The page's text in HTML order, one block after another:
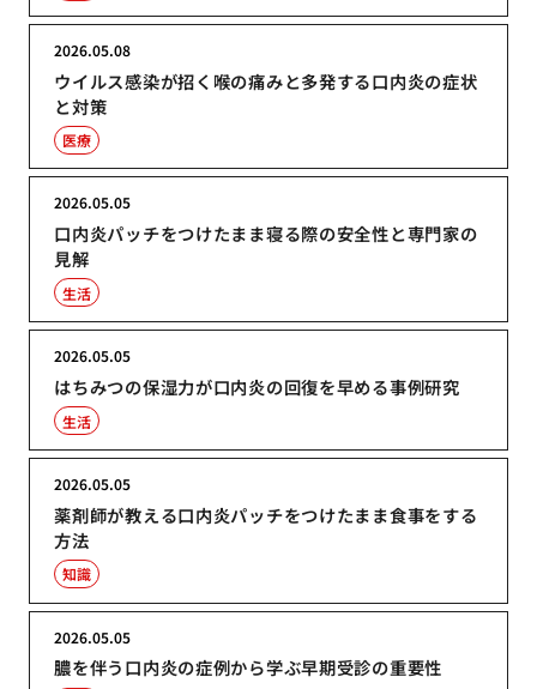
ウイルス感染が招く喉の痛みと多発する口内炎の症状
と対策
2026.05.08
医療
口内炎パッチをつけたまま寝る際の安全性と専門家の
見解
2026.05.05
生活
はちみつの保湿力が口内炎の回復を早める事例研究
2026.05.05
生活
薬剤師が教える口内炎パッチをつけたまま食事をする
方法
2026.05.05
知識
膿を伴う口内炎の症例から学ぶ早期受診の重要性
2026.05.05